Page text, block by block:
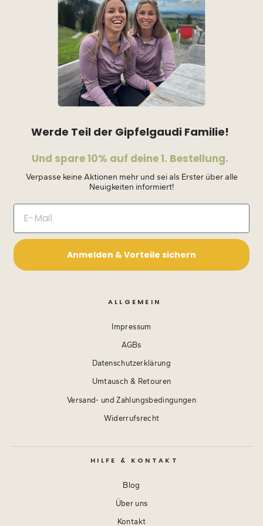
Werde Teil der Gipfelgaudi Familie!
Und spare 10% auf deine 1. Bestellung.
Verpasse keine Aktionen mehr und sei als Erster über alle
Neuigkeiten informiert!
Anmelden & Vorteile sichern
ALLGEMEIN
Impressum
AGBs
Datenschutzerklärung
Umtausch & Retouren
Versand- und Zahlungsbedingungen
Widerrufsrecht
HILFE & KONTAKT
Blog
Über uns
Kontakt